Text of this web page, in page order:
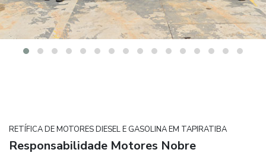
RETÍFICA DE MOTORES DIESEL E GASOLINA EM TAPIRATIBA
Responsabilidade Motores Nobre